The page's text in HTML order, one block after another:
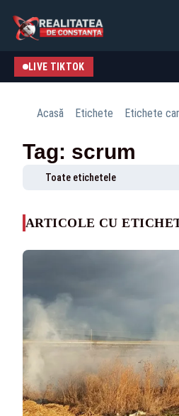
LIVE TIKTOK
Acasă Etichete Etichete
Tag: scrum
Toate etichetele
ARTICOLE CU